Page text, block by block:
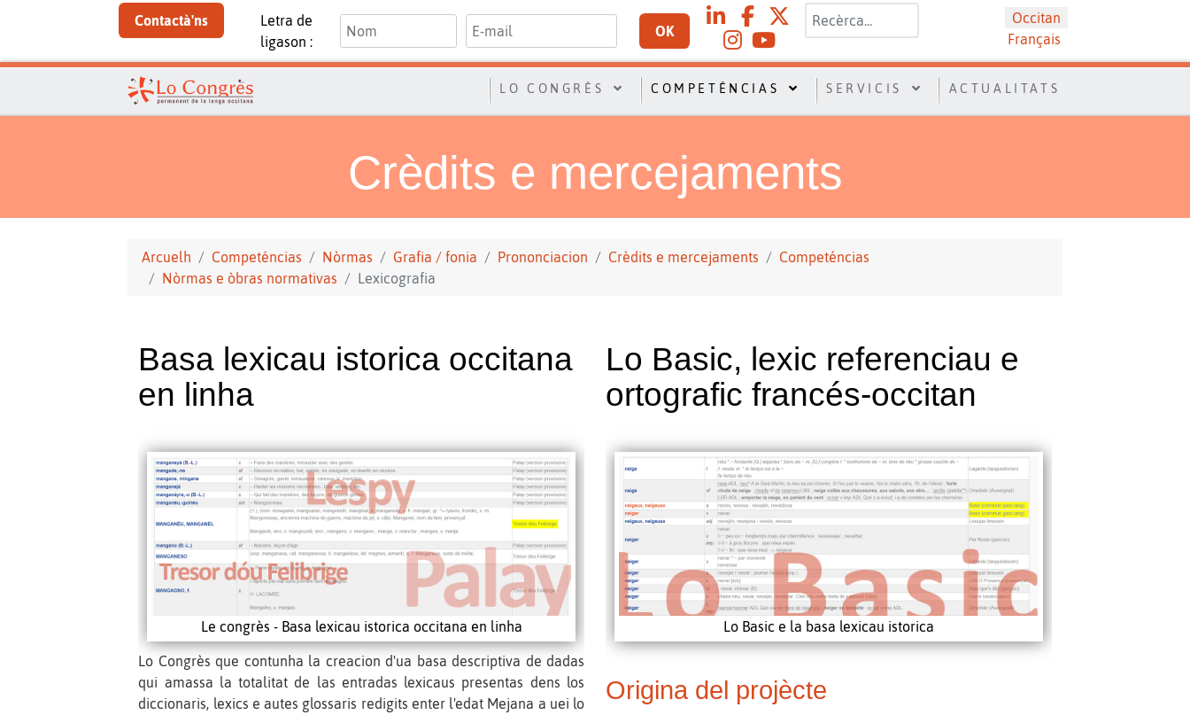
Contactà'ns
Letra de
ligason :
OK
Valider Sélectionnez votre langue
Occitan
Français
LO CONGRÈS COMPETÉNCIAS SERVICIS ACTUALITATS
Crèdits e mercejaments
Arcuelh Competéncias Nòrmas Grafia / fonia Prononciacion Crèdits e mercejaments
Competéncias
Nòrmas e òbras normativas
Lexicografia
Basa lexicau istorica occitana
en linha
Le congrès - Basa lexicau istorica occitana en linha
Lo Congrès que contunha la creacion d'ua basa descriptiva de dadas
qui amassa la totalitat de las entradas lexicaus presentas dens los
diccionaris, lexics e autes glossaris redigits enter l'edat Mejana a uei lo
Lo Basic, lexic referenciau e
ortografic francés-occitan
Lo Basic e la basa lexicau istorica
Origina del projècte